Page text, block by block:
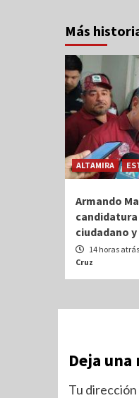
Más
ALTAMIRA
Armando
ciudadano
14 horas atrás
Cruz
Deja
Tu